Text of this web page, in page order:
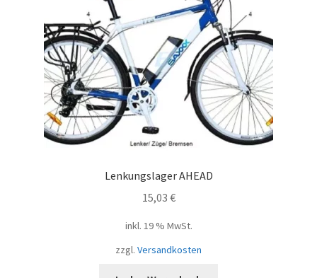
Lenkungslager AHEAD
15,03 €
inkl. 19 % MwSt.
zzgl. Versandkosten